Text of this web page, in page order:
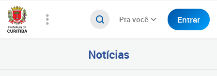
Pra você Entrar
Notícias